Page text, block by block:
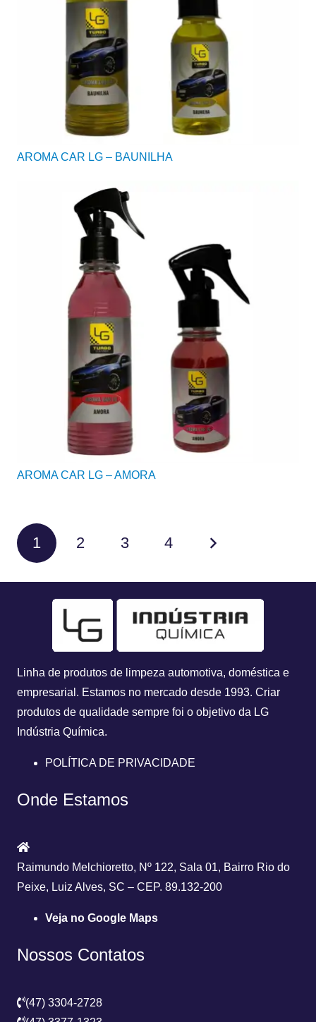
AROMA CAR LG – BAUNILHA
AROMA CAR LG – AMORA
1 2 3 4
Linha de produtos de limpeza automotiva, doméstica e
empresarial. Estamos no mercado desde 1993. Criar
produtos de qualidade sempre foi o objetivo da LG
Indústria Química.
POLÍTICA DE PRIVACIDADE
Onde Estamos
Raimundo Melchioretto, Nº 122, Sala 01, Bairro Rio do
Peixe, Luiz Alves, SC – CEP. 89.132-200
Veja no Google Maps
Nossos Contatos
(47) 3304-2728